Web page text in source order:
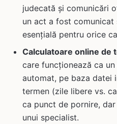
judecată și comunicări
un act a fost
esențială pentru orice
Calculatoare online de
care funcționează ca
automat, pe baza datei
termen (zile libere vs.
ca punct de pornire,
unui specialist.